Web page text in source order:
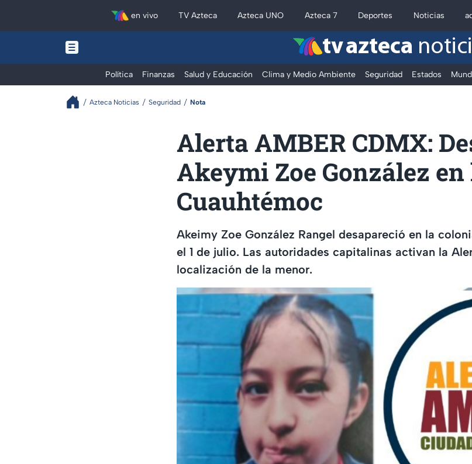
en vivo TV Azteca Azteca UNO Azteca 7 Deportes Noticias
tv azteca
Política Finanzas Salud y Educación Clima y Medio Ambiente Seguridad Estados
Azteca Noticias Seguridad Nota
Alerta AMBER CDMX:
Akeymi Zoe González
Cuauhtémoc
Akeimy Zoe González Rangel desapareció en la
el 1 de julio. Las autoridades capitalinas activan la
localización de la menor.